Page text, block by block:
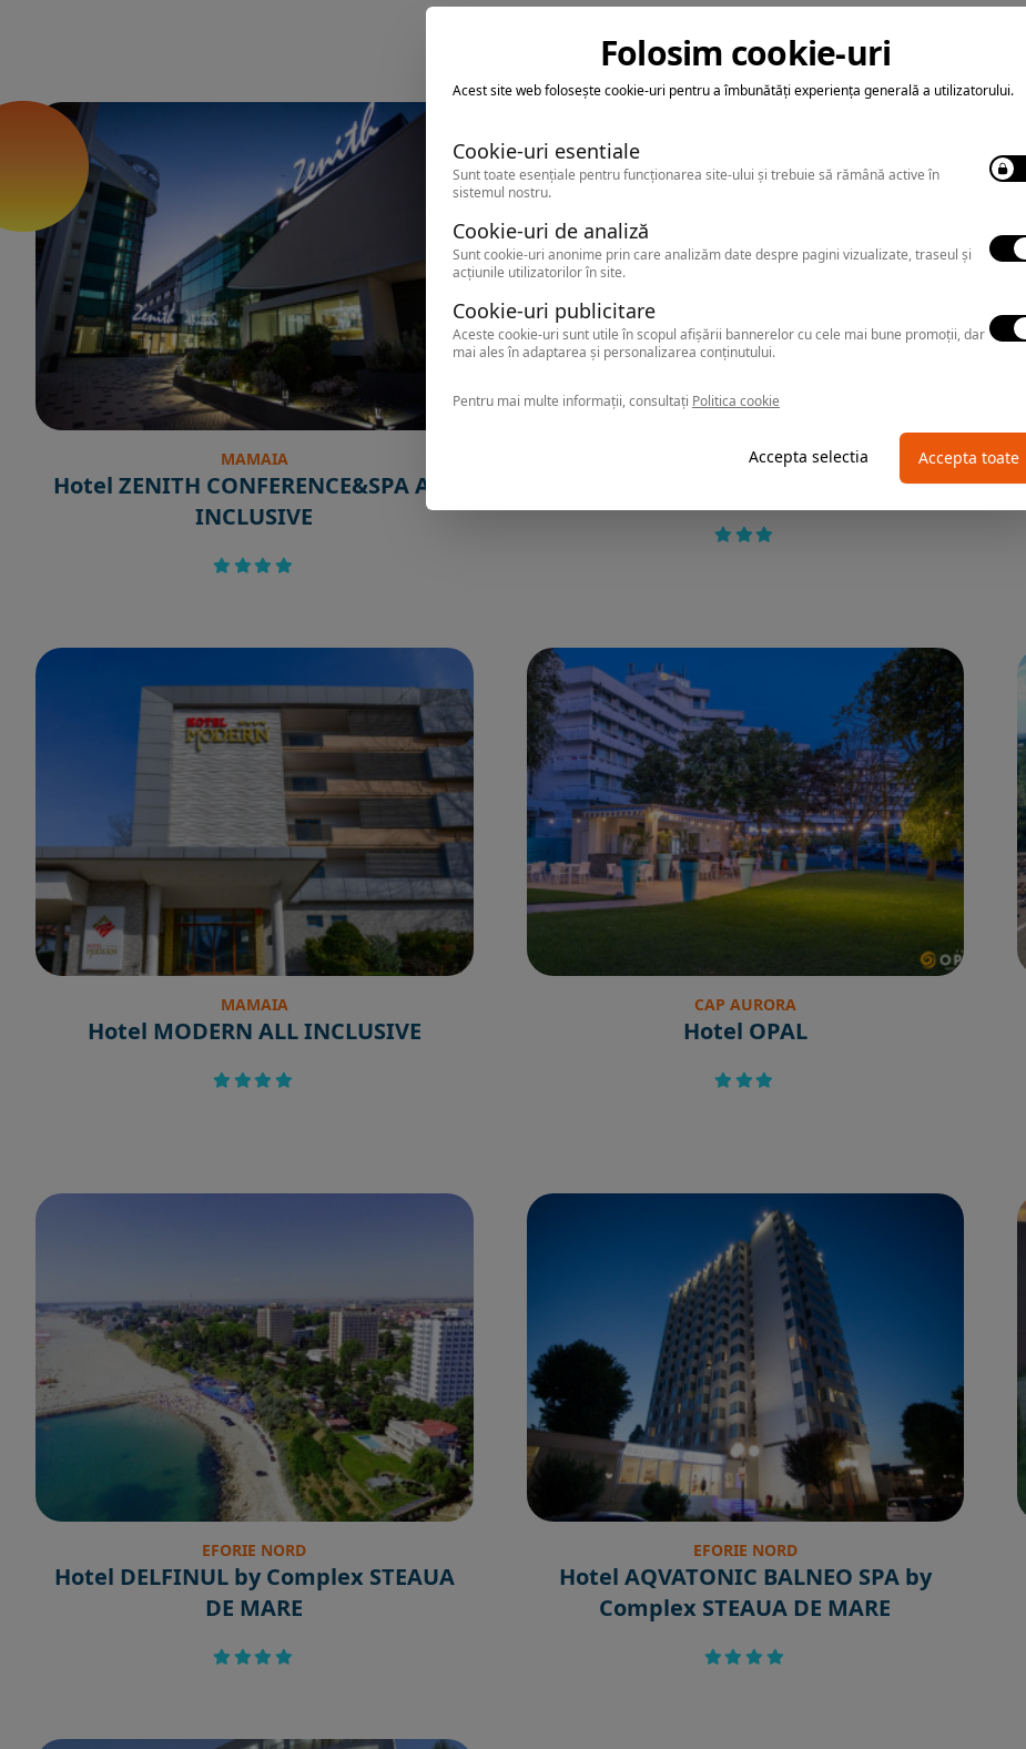
MAMAIA
Hotel ZENITH CONFERENCE&SPA ALL
INCLUSIVE
NEPTUN
MAMAIA
Hotel MODERN ALL INCLUSIVE
CAP AURORA
Hotel OPAL
EFORIE NORD
Hotel DELFINUL by Complex STEAUA
DE MARE
EFORIE NORD
Hotel AQVATONIC BALNEO SPA by
Complex STEAUA DE MARE
Folosim cookie-uri
Acest site web folosește cookie-uri pentru a îmbunătăți experiența generală a utilizatorului.
Cookie-uri esentiale
Sunt toate esențiale pentru funcționarea site-ului și trebuie să rămână active în
sistemul nostru.
Cookie-uri de analiză
Sunt cookie-uri anonime prin care analizăm date despre pagini vizualizate, traseul și
acțiunile utilizatorilor în site.
Cookie-uri publicitare
Aceste cookie-uri sunt utile în scopul afișării bannerelor cu cele mai bune promoții, dar
mai ales în adaptarea și personalizarea conținutului.
Pentru mai multe informații, consultați Politica cookie
Accepta selectia Accepta toate